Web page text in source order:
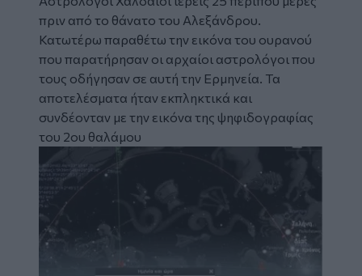
πριν από το θάνατο του Αλεξάνδρου.
Κατωτέρω παραθέτω την εικόνα του ουρανού
που παρατήρησαν οι αρχαίοι αστρολόγοι που
τους οδήγησαν σε αυτή την Ερμηνεία. Τα
αποτελέσματα ήταν εκπληκτικά και
συνδέονταν με την εικόνα της ψηφιδογραφίας
του 2ου θαλάμου